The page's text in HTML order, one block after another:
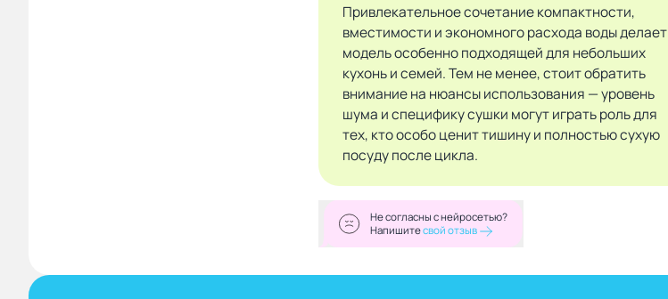
Привлекательное сочетание компактности,
вместимости и экономного расхода воды делает
модель особенно подходящей для небольших
кухонь и семей. Тем не менее, стоит обратить
внимание на нюансы использования — уровень
шума и специфику сушки могут играть роль для
тех, кто особо ценит тишину и полностью сухую
посуду после цикла.
Не согласны с нейросетью?
Напишитесвой отзыв